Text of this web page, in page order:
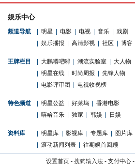
娱乐中心
频道导航 明星 电影 电视 音乐
戏剧
娱乐播报 高清影视 社区 博客
王牌栏目 大鹏嘚吧嘚 潮流实验室
大人物
明星在线 时尚周报
先锋人物
电影评审团 电视收视榜
特色频道 明星公益 好莱坞
香港电影
嘻哈音乐 独家 韩娱 日娱
资料库 明星库 影视库 专题库
图片库
滚动新闻列表 往期娱首回顾
设置首页 - 搜狗输入法 - 支付中心 -